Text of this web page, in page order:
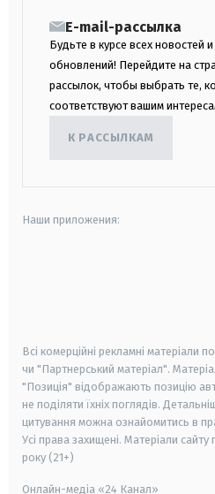
E-mail-рассылка
Будьте в курсе всех новостей и
обновлений! Перейдите на
рассылок, чтобы выбрать те,
соответствуют вашим
К РАССЫЛКАМ
Наши приложения:
Всі комерційні рекламні матеріали
чи "Партнерський матеріал".
"Позиція" відображають позицію
не поділяти їхніх поглядів.
цитування можна ознайомитись в
Усі права захищені. Матеріали сайту
року (21+)
Онлайн-медіа «24 Канал»